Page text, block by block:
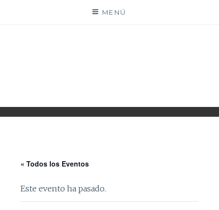
MENÚ
« Todos los Eventos
Este evento ha pasado.